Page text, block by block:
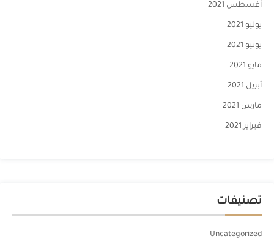
أغسطس 2021
يوليو 2021
يونيو 2021
مايو 2021
أبريل 2021
مارس 2021
فبراير 2021
تصنيفات
Uncategorized